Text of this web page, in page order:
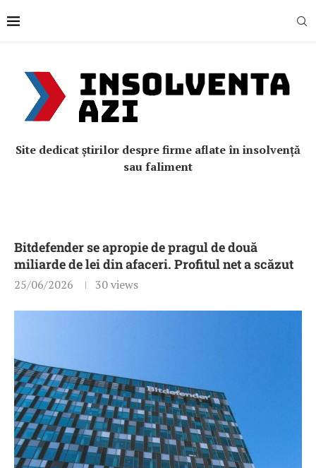
Site dedicat știrilor despre firme aflate în insolvență
sau faliment
Bitdefender se apropie de pragul de două
miliarde de lei din afaceri. Profitul net a scăzut
25/06/2026 30views